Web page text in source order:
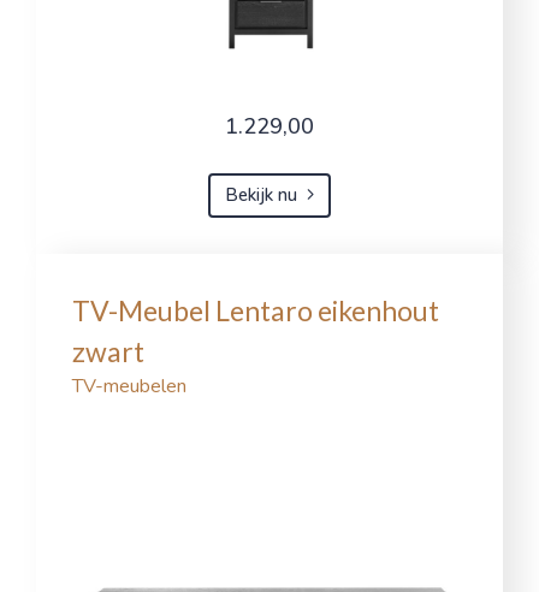
1.229,00
Bekijk nu
TV-Meubel Lentaro eikenhout
zwart
TV-meubelen